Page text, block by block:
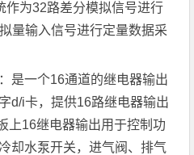
作为32路差分模拟信号进行
量输入信号进行定量数据采
是一个16通道的继电器输出
d/i卡，提供16路继电器输出
上16继电器输出用于控制功
却水泵开关，进气阀、排气